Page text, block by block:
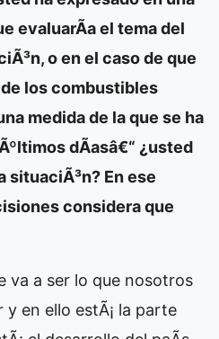
evaluarÃ­a el tema del
o en el caso de que
los combustibles
medida de la que se ha
dÃ­asâ€“ ¿usted
situaciÃ³n? En ese
considera que
va a ser lo que nosotros
en ello estÃ¡ la parte